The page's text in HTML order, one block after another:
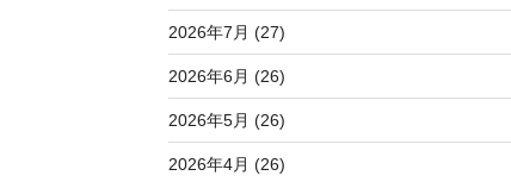
2026年7月 (27)
2026年6月 (26)
2026年5月 (26)
2026年4月 (26)